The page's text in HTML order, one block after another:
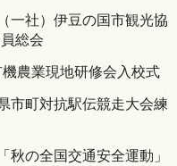
一社）伊豆の国市観光協
総会
農業現地研修会入校式
市町対抗駅伝競走大会練
秋の全国交通安全運動」